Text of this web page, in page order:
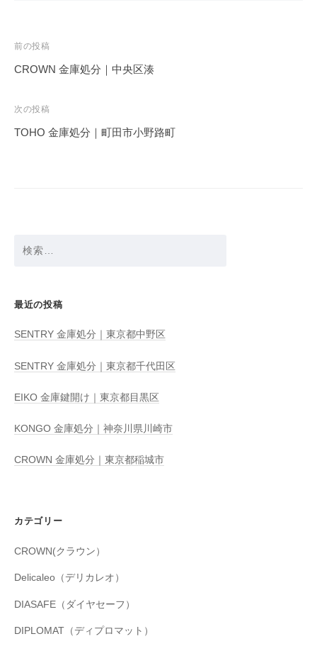
投
稿
ビ
ゲ
前の投稿
CROWN 金庫処分｜中央区湊
次の投稿
TOHO 金庫処分｜町田市小野路町
最近の投稿
SENTRY 金庫処分｜東京都中野区
SENTRY 金庫処分｜東京都千代田区
EIKO 金庫鍵開け｜東京都目黒区
KONGO 金庫処分｜神奈川県川崎市
CROWN 金庫処分｜東京都稲城市
カテゴリー
CROWN(クラウン）
Delicaleo（デリカレオ）
DIASAFE（ダイヤセーフ）
DIPLOMAT（ディプロマット）